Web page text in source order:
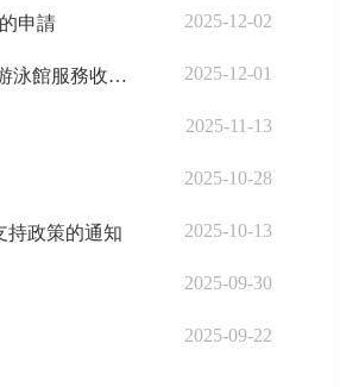
申請 2025-12-02
新昌縣發展和改革局 新昌縣教育體育局關于調整新昌縣體育中心游泳館服務收費標準的批復 2025-12-01
2025-11-13
2025-10-28
持政策的通知 2025-10-13
2025-09-30
2025-09-22